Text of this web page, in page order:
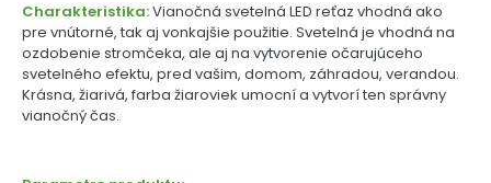
Charakteristika:Vianočná svetelná LED reťaz vhodná ako
pre vnútorné, tak aj vonkajšie použitie. Svetelná je vhodná na
ozdobenie stromčeka, ale aj na vytvorenie očarujúceho
svetelného efektu, pred vašim, domom, záhradou, verandou.
Krásna, žiarivá, farba žiaroviek umocní a vytvorí ten správny
vianočný čas.